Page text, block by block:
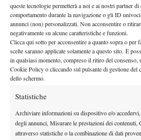
queste tecnologie permetterà a noi e ai nostri partner
comportamento durante la navigazione o gli ID
annunci (non) personalizzati. Non acconsentire o
negativamente su alcune caratteristiche e funzioni.
Clicca qui sotto per acconsentire a quanto sopra o per
scelte saranno applicate solamente a questo sito. È
in qualsiasi momento, compreso il ritiro del consenso,
Cookie Policy o cliccando sul pulsante di gestione del
dello schermo.
Statistiche
Archiviare informazioni su dispositivo e/o
degli annunci, Misurare le prestazioni dei contenuti,
attraverso statistiche o la combinazione di dati
per vincerlo ha dovuto superare le
mondo. Ha portato a casa 370 punti e
Hertogenbosch il tabellone era simile,
la vincitrice c’erano 280 punti e 34.000
Radwanska, per vincere, ha dovuto
un bye al primo) eliminando Hantuchova,
Bottino? 100 punti in più e 100.000 $ in
Bali. Ora… se non riuscite a garantire un
almeno sette tenniste tra la nona e la
wild card) cortesemente risparmiateci